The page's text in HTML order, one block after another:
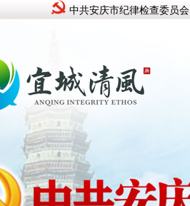
中共安庆市纪律检查委员会